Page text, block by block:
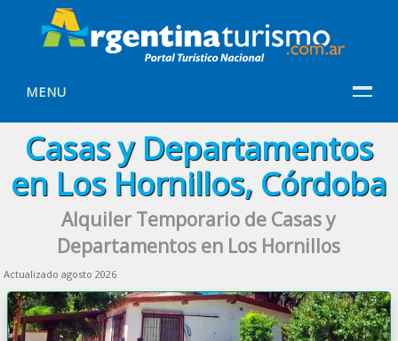
MENU
Casas y Departamentos
en Los Hornillos, Córdoba
Alquiler Temporario de Casas y
Departamentos en Los Hornillos
Actualizado agosto 2026